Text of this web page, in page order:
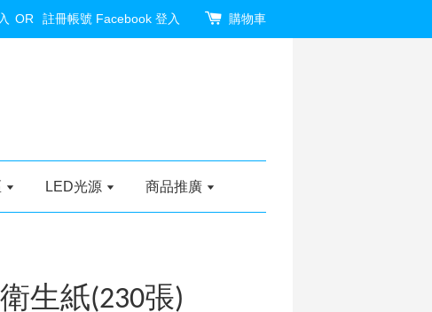
OR 註冊帳號 Facebook 登入 購物車
LED光源 商品推廣
生紙(230張)